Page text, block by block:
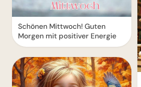
Schönen Mittwoch! Guten
Morgen mit positiver Energie